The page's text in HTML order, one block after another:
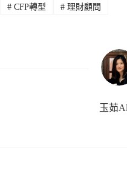
#CFP轉型 #理財顧問
玉茹